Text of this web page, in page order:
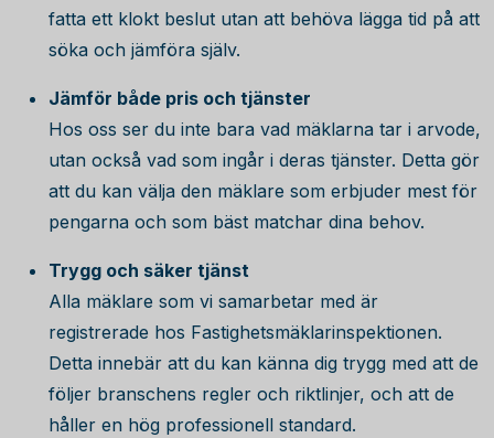
fatta ett klokt beslut utan att behöva lägga tid på att
söka och jämföra själv.
Jämför både pris och tjänster
Hos oss ser du inte bara vad mäklarna tar i arvode,
utan också vad som ingår i deras tjänster. Detta gör
att du kan välja den mäklare som erbjuder mest för
pengarna och som bäst matchar dina behov.
Trygg och säker tjänst
Alla mäklare som vi samarbetar med är
registrerade hos Fastighetsmäklarinspektionen.
Detta innebär att du kan känna dig trygg med att de
följer branschens regler och riktlinjer, och att de
håller en hög professionell standard.